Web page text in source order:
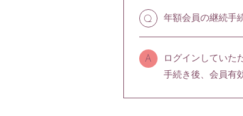
Q 年額会員の継続手
A
ログインしていた
手続き後、会員有